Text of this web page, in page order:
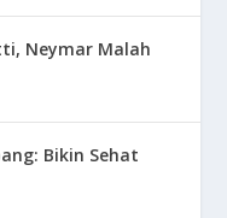
Neymar Malah
Bikin Sehat